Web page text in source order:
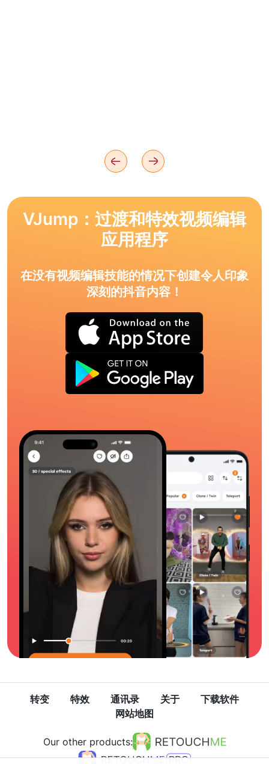
VJump：过渡和特效视频编辑
应用程序
在没有视频编辑技能的情况下创建令人印象
深刻的抖音内容！
转变 特效 通讯录 关于
下载软件
网站地图
Our other products: